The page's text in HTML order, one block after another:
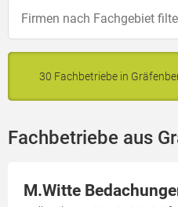
30 Fachbetriebe in
Fachbetriebe aus
M.Witte